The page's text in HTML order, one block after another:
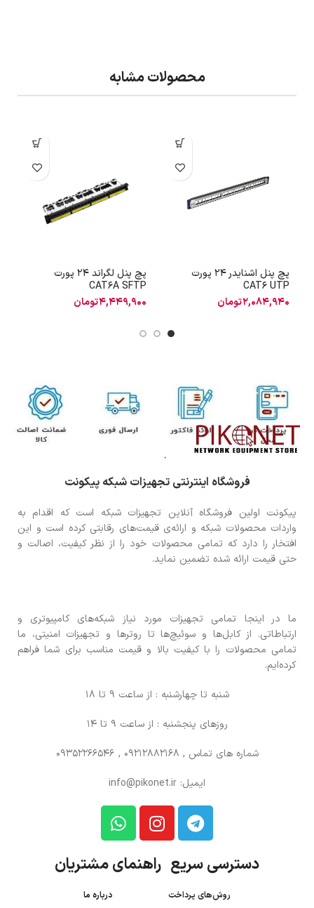
محصولات مشابه
پچ پنل اشنایدر 24 پورت
CAT6 UTP
2,084,940تومان
پچ پنل لگراند 24 پورت
CAT6A SFTP
4,449,900تومان
فروشگاه اینترنتی تجهیزات شبکه پیکونت
پیکونت اولین فروشگاه آنلاین تجهیزات شبکه است که اقدام به
واردات محصولات شبکه و ارائه‌ی قیمت‌های رقابتی کرده است و این
افتخار را دارد که تمامی محصولات خود را از نظر کیفیت، اصالت و
حتی قیمت ارائه شده تضمین نماید.
ما در اینجا تمامی تجهیزات مورد نیاز شبکه‌های کامپیوتری و
ارتباطاتی. از کابل‌ها و سوئیچ‌ها تا روترها و تجهیزات امنیتی، ما
تمامی محصولات را با کیفیت بالا و قیمت مناسب برای شما فراهم
کرده‌ایم.
شنبه تا چهارشنبه : از ساعت 9 تا 18
روزهای پنجشنبه : از ساعت 9 تا 14
شماره های تماس , 09212882168 , 09352266546
ایمیل: info@pikonet.ir
دسترسی سریع راهنمای مشتریان
روش‌های پرداخت درباره ما